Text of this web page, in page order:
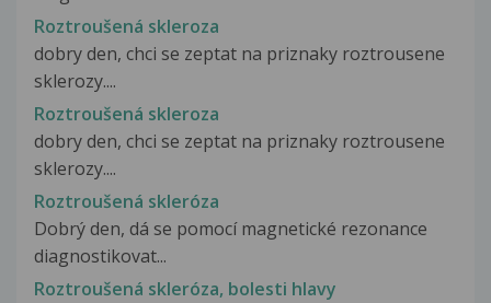
Roztroušená skleroza
dobry den, chci se zeptat na priznaky roztrousene
sklerozy....
Roztroušená skleroza
dobry den, chci se zeptat na priznaky roztrousene
sklerozy....
Roztroušená skleróza
Dobrý den, dá se pomocí magnetické rezonance
diagnostikovat...
Roztroušená skleróza, bolesti hlavy